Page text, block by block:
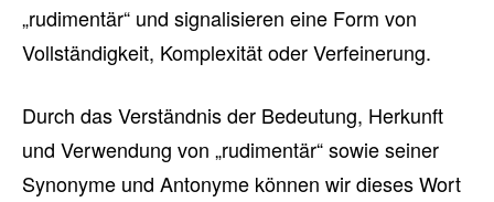
„rudimentär“ und signalisieren eine Form von
Vollständigkeit, Komplexität oder Verfeinerung.
Durch das Verständnis der Bedeutung, Herkunft
und Verwendung von „rudimentär“ sowie seiner
Synonyme und Antonyme können wir dieses Wort